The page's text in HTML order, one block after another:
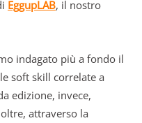
EggupLAB, il nostro
indagato più a fondo il
soft skill correlate a
edizione, invece,
attraverso la